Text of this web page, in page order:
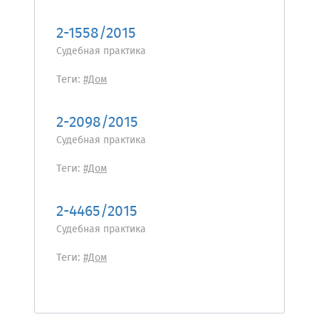
2-1558/2015
Судебная практика
Теги: #Дом
2-2098/2015
Судебная практика
Теги: #Дом
2-4465/2015
Судебная практика
Теги: #Дом